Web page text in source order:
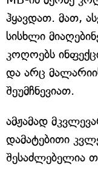
ჰყავდათ. მათ,
სისხლი
კოღოებს
და არც
შეუმჩნევიათ.
ამჟამად
დამატებითი
შესაძლებელია